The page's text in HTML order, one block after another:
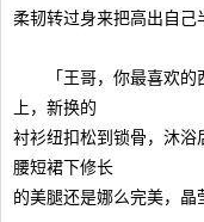
柔韧转过身来把高出自己
「王哥，你最喜欢的
上，新换的
衬衫纽扣松到锁骨，沐浴
腰短裙下修长
的美腿还是娜么完美，晶